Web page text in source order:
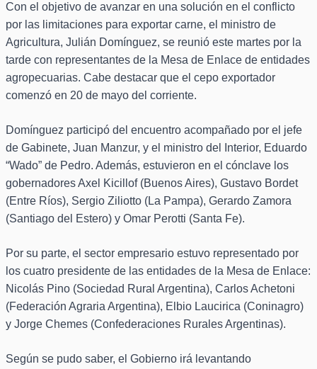
Con el objetivo de avanzar en una solución en el conflicto
por las limitaciones para exportar carne, el ministro de
Agricultura, Julián Domínguez, se reunió este martes por la
tarde con representantes de la Mesa de Enlace de entidades
agropecuarias. Cabe destacar que el cepo exportador
comenzó en 20 de mayo del corriente.
Domínguez participó del encuentro acompañado por el jefe
de Gabinete, Juan Manzur, y el ministro del Interior, Eduardo
“Wado” de Pedro. Además, estuvieron en el cónclave los
gobernadores Axel Kicillof (Buenos Aires), Gustavo Bordet
(Entre Ríos), Sergio Ziliotto (La Pampa), Gerardo Zamora
(Santiago del Estero) y Omar Perotti (Santa Fe).
Por su parte, el sector empresario estuvo representado por
los cuatro presidente de las entidades de la Mesa de Enlace:
Nicolás Pino (Sociedad Rural Argentina), Carlos Achetoni
(Federación Agraria Argentina), Elbio Laucirica (Coninagro)
y Jorge Chemes (Confederaciones Rurales Argentinas).
Según se pudo saber, el Gobierno irá levantando